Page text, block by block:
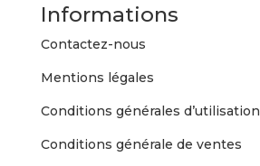
Informations
Contactez-nous
Mentions légales
Conditions générales d’utilisation
Conditions générale de ventes